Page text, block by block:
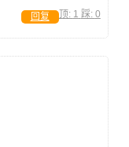
顶: 1 踩: 0
回复